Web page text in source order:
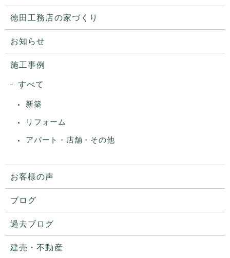
徳田工務店の家づくり
お知らせ
施工事例
すべて
新築
リフォーム
アパート・店舗・その他
お客様の声
ブログ
過去ブログ
建売・不動産